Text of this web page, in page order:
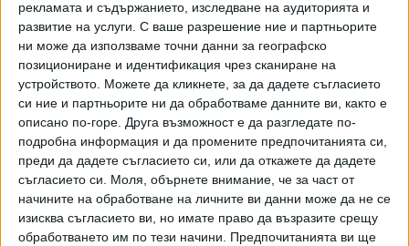
рекламата и съдържанието, изследване на аудиторията и
развитие на услуги. С ваше разрешение ние и партньорите
ни може да използваме точни данни за географско
позициониране и идентификация чрез сканиране на
устройството. Можете да кликнете, за да дадете съгласието
си ние и партньорите ни да обработваме данните ви, както е
описано по-горе. Друга възможност е да разгледате по-
подробна информация и да промените предпочитанията си,
преди да дадете съгласието си, или да откажете да дадете
съгласието си. Моля, обърнете внимание, че за част от
начините на обработване на личните ви данни може да не се
изисква съгласието ви, но имате право да възразите срещу
обработването им по тези начини. Предпочитанията ви ще
холдинг. Енергийният министър Андрей Живков не
впечатлява с решителни действия, за да промени
наследената каша, но необяснимо защо остана и в
състава на втория служебен кабинет.
Единственото, което с охота и бързина предприемат
управляващите и преди, и сега, са показните акции на
ДАНС и МВР.
Последвайте ни и в